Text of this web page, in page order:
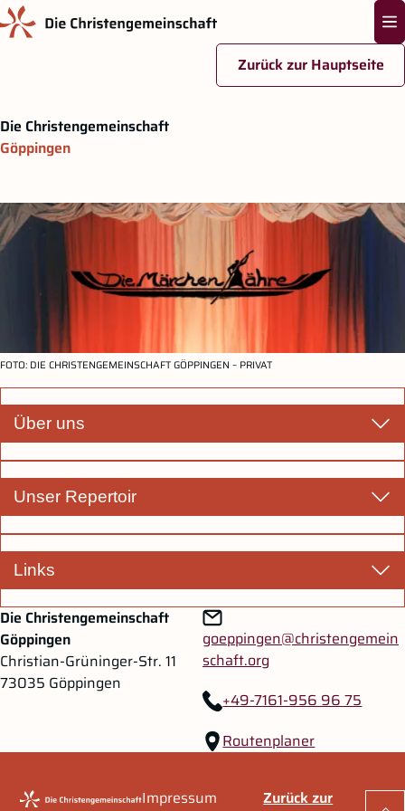
Zurück zur Hauptseite
Die Christengemeinschaft
Göppingen
FOTO: DIE CHRISTENGEMEINSCHAFT GÖPPINGEN – PRIVAT
Über uns
Unser Repertoir
Links
Zum Hauptinhalt springen
Zur Navigation springen
Die Christengemeinschaft
Göppingen
Christian-Grüninger-Str. 11
73035 Göppingen
goeppingen@christengemein
schaft.org
+49-7161-956 96 75
Routenplaner
Impressum
Zurück zur